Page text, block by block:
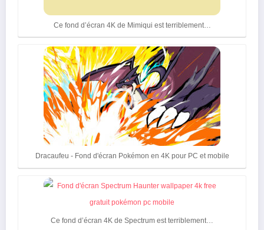
Ce fond d’écran 4K de Mimiqui est terriblement…
Dracaufeu - Fond d'écran Pokémon en 4K pour PC et mobile
Ce fond d’écran 4K de Spectrum est terriblement…